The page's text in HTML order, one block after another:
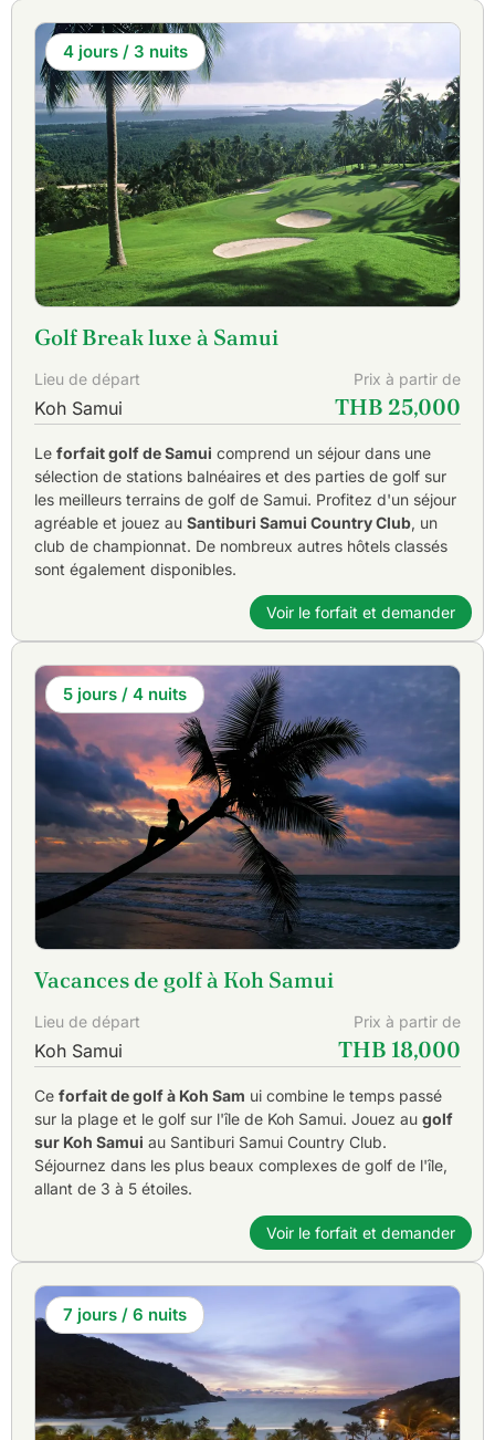
4 jours / 3 nuits
Golf Break luxe à Samui
Lieu de départ Prix à partir de
Koh Samui THB 25,000
Le forfait golf de Samui comprend un séjour dans une
sélection de stations balnéaires et des parties de golf sur
les meilleurs terrains de golf de Samui. Profitez d'un séjour
agréable et jouez au Santiburi Samui Country Club, un
club de championnat. De nombreux autres hôtels classés
sont également disponibles.
Voir le forfait et demander
5 jours / 4 nuits
Vacances de golf à Koh Samui
Lieu de départ Prix à partir de
Koh Samui THB 18,000
Ce forfait de golf à Koh Sam ui combine le temps passé
sur la plage et le golf sur l'île de Koh Samui. Jouez au golf
sur Koh Samui au Santiburi Samui Country Club.
Séjournez dans les plus beaux complexes de golf de l'île,
allant de 3 à 5 étoiles.
Voir le forfait et demander
7 jours / 6 nuits